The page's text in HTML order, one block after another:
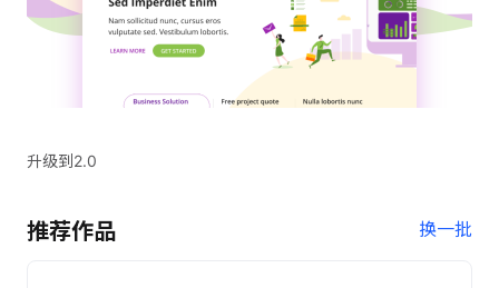
升级到2.0
推荐作品 换一批